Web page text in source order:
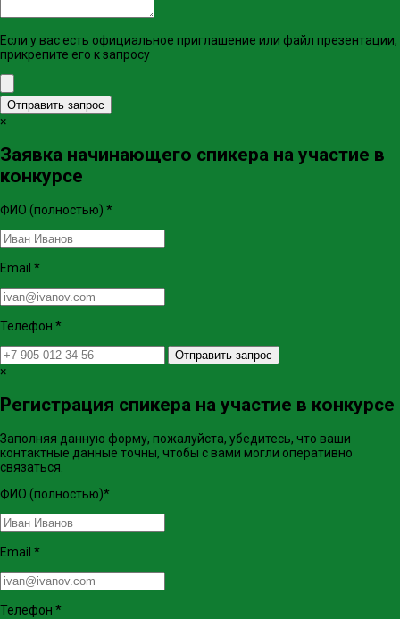
Если у вас есть официальное приглашение или файл презентации,
прикрепите его к запросу
Отправить запрос
×
Заявка начинающего спикера на участие в
конкурсе
ФИО (полностью) *
Email *
Телефон *
Отправить запрос
×
Регистрация спикера на участие в конкурсе
Заполняя данную форму, пожалуйста, убедитесь, что ваши
контактные данные точны, чтобы с вами могли оперативно
связаться.
ФИО (полностью)*
Email *
Телефон *